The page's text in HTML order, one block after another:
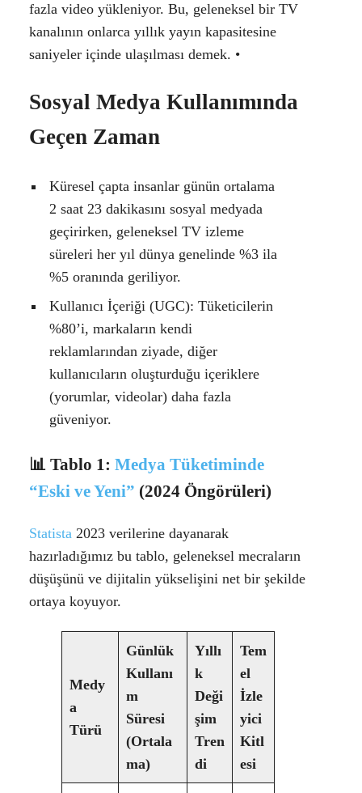
fazla video yükleniyor. Bu, geleneksel bir TV
kanalının onlarca yıllık yayın kapasitesine
saniyeler içinde ulaşılması demek. •
Sosyal Medya Kullanımında
Geçen Zaman
Küresel çapta insanlar günün ortalama
2 saat 23 dakikasını sosyal medyada
geçirirken, geleneksel TV izleme
süreleri her yıl dünya genelinde %3 ila
%5 oranında geriliyor.
Kullanıcı İçeriği (UGC): Tüketicilerin
%80’i, markaların kendi
reklamlarından ziyade, diğer
kullanıcıların oluşturduğu içeriklere
(yorumlar, videolar) daha fazla
güveniyor.
📊 Tablo 1: Medya Tüketiminde
“Eski ve Yeni” (2024 Öngörüleri)
Statista 2023 verilerine dayanarak
hazırladığımız bu tablo, geleneksel mecraların
düşüşünü ve dijitalin yükselişini net bir şekilde
ortaya koyuyor.
Medy
a
Türü
Günlük
Kullanı
m
Süresi
(Ortala
ma)
Yıllı
k
Deği
şim
Tren
di
Tem
el
İzle
yici
Kitl
esi